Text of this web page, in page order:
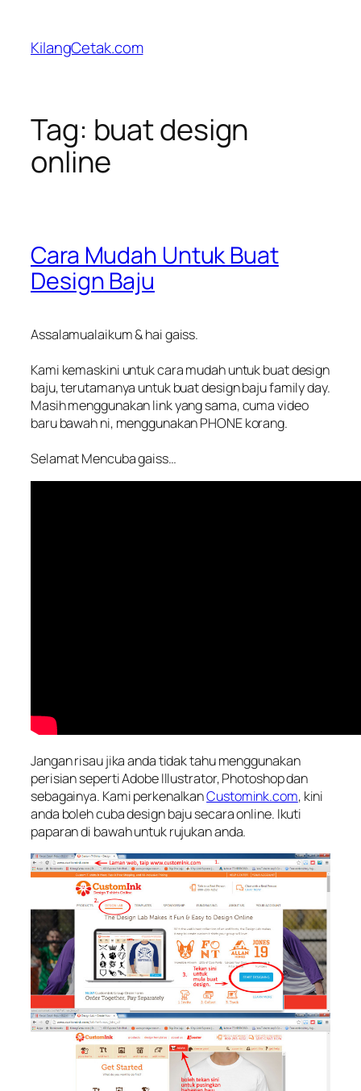
content
KilangCetak.com
Tag: buat design
online
Cara Mudah Untuk Buat
Design Baju
Assalamualaikum & hai gaiss.
Kami kemaskini untuk cara mudah untuk buat design
baju, terutamanya untuk buat design baju family day.
Masih menggunakan link yang sama, cuma video
baru bawah ni, menggunakan PHONE korang.
Selamat Mencuba gaiss…
Jangan risau jika anda tidak tahu menggunakan
perisian seperti Adobe Illustrator, Photoshop dan
sebagainya. Kami perkenalkanCustomink.com, kini
anda boleh cuba design baju secara online. Ikuti
paparan di bawah untuk rujukan anda.